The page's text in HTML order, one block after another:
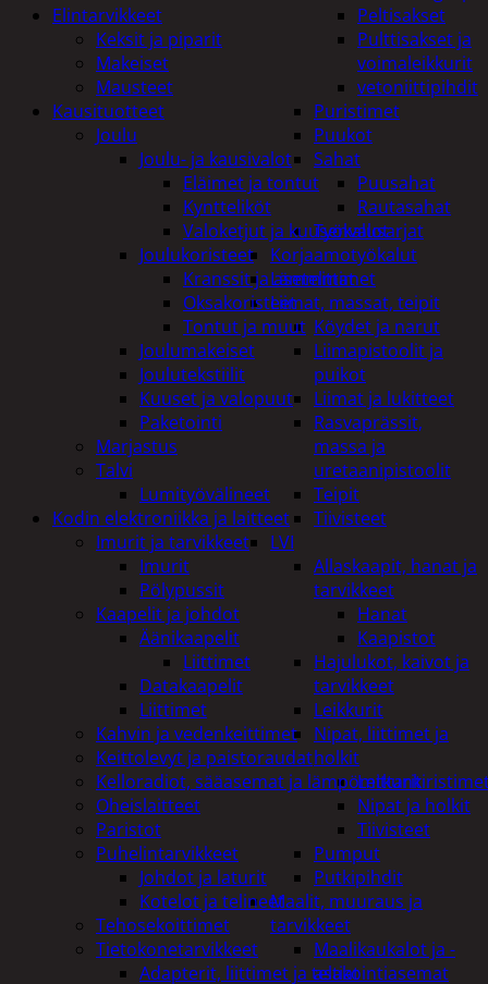
Peltisakset
Pulttisakset ja
voimaleikkurit
vetoniittipihdit
Puristimet
Puukot
Sahat
Puusahat
Rautasahat
Työkalusarjat
Korjaamotyökalut
Lämmittimet
Liimat, massat, teipit
Köydet ja narut
Liimapistoolit ja
puikot
Liimat ja lukitteet
Rasvaprässit,
massa ja
uretaanipistoolit
Teipit
Tiivisteet
LVI
Allaskaapit, hanat ja
tarvikkeet
Hanat
Kaapistot
Hajulukot, kaivot ja
tarvikkeet
Leikkurit
Nipat, liittimet ja
holkit
Nipat ja holkit
Tiivisteet
Pumput
Putkipihdit
Maalit, muuraus ja
tarvikkeet
Maalikaukalot ja -
astiat
Elintarvikkeet
Keksit ja piparit
Makeiset
Mausteet
Kausituotteet
Joulu
Joulu- ja kausivalot
Eläimet ja tontut
Kyntteliköt
Valoketjut ja kuusenvalot
Joulukoristeet
Kranssit ja asetelmat
Oksakoristeet
Tontut ja muut
Joulumakeiset
Joulutekstiilit
Kuuset ja valopuut
Paketointi
Marjastus
Talvi
Lumityövälineet
Kodin elektroniikka ja laitteet
Imurit ja tarvikkeet
Imurit
Pölypussit
Kaapelit ja johdot
Äänikaapelit
Liittimet
Datakaapelit
Liittimet
Kahvin ja vedenkeittimet
Keittolevyt ja paistoraudat
Kelloradiot, sääasemat ja lämpömittarit
Oheislaitteet
Paristot
Puhelintarvikkeet
Johdot ja laturit
Kotelot ja telineet
Tehosekoittimet
Tietokonetarvikkeet
Adapterit, liittimet ja telakointiasemat